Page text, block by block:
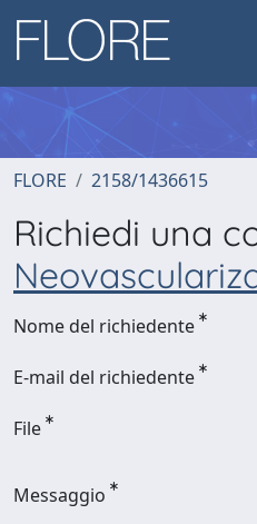
FLORE 2158/1436615
Richiedi una
Nome del richiedente
E-mail del richiedente
File
Messaggio